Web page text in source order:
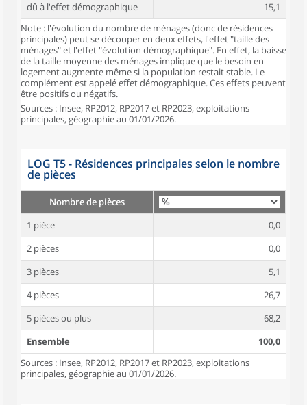
dû à l'effet démographique
–15,1
Note : l'évolution du nombre de ménages (donc de résidences
principales) peut se découper en deux effets, l'effet "taille des
ménages" et l'effet "évolution démographique". En effet, la baisse
de la taille moyenne des ménages implique que le besoin en
logement augmente même si la population restait stable. Le
complément est appelé effet démographique. Ces effets peuvent
être positifs ou négatifs.
Sources : Insee, RP2012, RP2017 et RP2023, exploitations
principales, géographie au 01/01/2026.
LOG T5 - Résidences principales selon le nombre
de pièces
Nombre de pièces
1 pièce
0,0
2 pièces
0,0
3 pièces
5,1
4 pièces
26,7
5 pièces ou plus
68,2
Ensemble
100,0
Sources : Insee, RP2012, RP2017 et RP2023, exploitations
principales, géographie au 01/01/2026.